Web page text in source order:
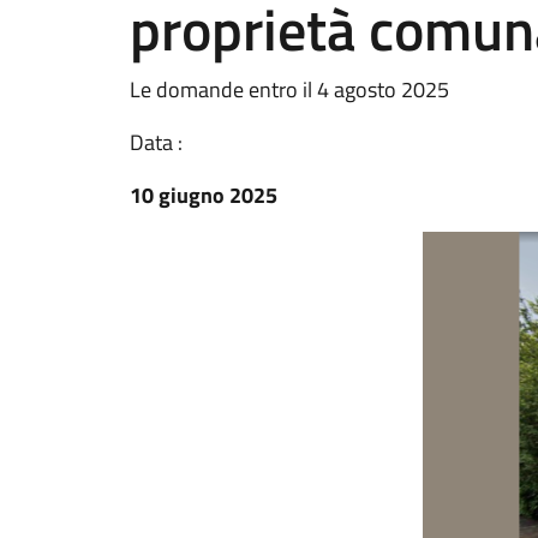
proprietà
Le domande entro il 4 agosto 2025
Data :
10 giugno 2025